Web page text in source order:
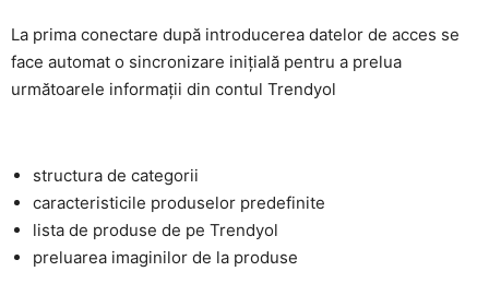
La prima conectare după introducerea datelor de acces se
face automat o sincronizare inițială pentru a prelua
următoarele informații din contul Trendyol
structura de categorii
caracteristicile produselor predefinite
lista de produse de pe Trendyol
preluarea imaginilor de la produse